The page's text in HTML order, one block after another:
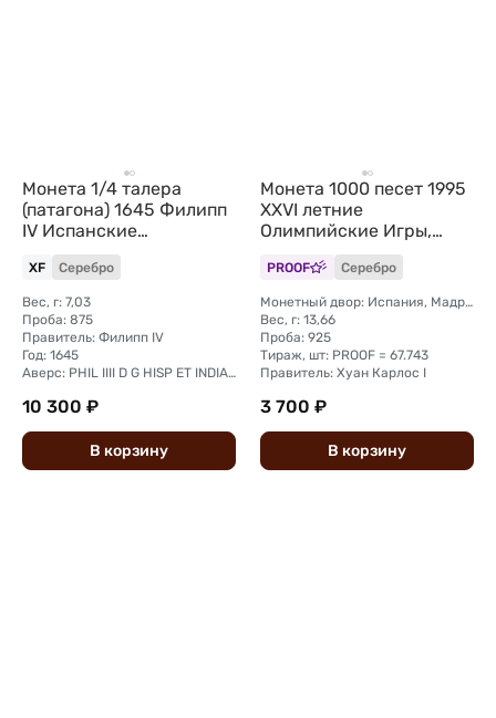
Монета 1/4 талера
(патагона) 1645 Филипп
IV Испанские
Нидерланды
XF Серебро
Вес, г: 7,03
Проба: 875
Правитель: Филипп IV
Год: 1645
Аверс: PHIL IIII D G HISP ET INDIAR REX
10 300 ₽
В корзину
Монета 1000 песет 1995
XXVI летние
Олимпийские Игры,
Атланта 1996 Испания
PROOF Серебро
Монетный двор: Испания, Мадрид
Вес, г: 13,66
Проба: 925
Тираж, шт: PROOF = 67.743
Правитель: Хуан Карлос I
3 700 ₽
В корзину